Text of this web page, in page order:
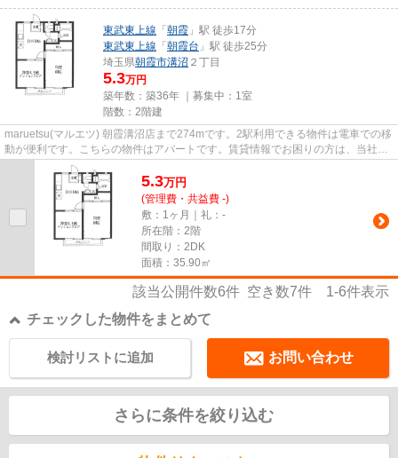
東武東上線 「 朝霞 」駅 徒歩17分
東武東上線 「 朝霞台 」駅 徒歩25分
埼玉県朝霞市溝沼 ２丁目
5.3万円
築年数：築36年 ｜募集中： 1室
階数：2階建
maruetsu(マルエツ) 朝霞溝沼店まで274mです。2駅利用できる物件は電車での移
動が便利です。こちらの物件はアパートです。賃貸情報でお困りの方は、当社に
ご連絡下さい。お客様のご希...
5.3万円
(管理費・共益費 -)
敷：1ヶ月｜礼：-
所在階：2階
間取り：2DK
面積：35.90㎡
該当公開件数6件 空き数7件 1-6件表示
チェックした物件をまとめて
お問い合わせ
検討リストに追加
さらに条件を絞り込む